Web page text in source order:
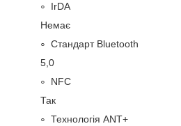
IrDA
Немає
Стандарт Bluetooth
5,0
NFC
Так
Технологія ANT+